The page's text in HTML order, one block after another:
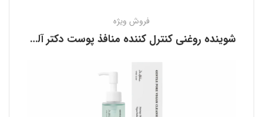
فروش ویژه
شوینده روغنی کنترل کننده منافذ پوست دکتر آلتیا DR. ALTHEA